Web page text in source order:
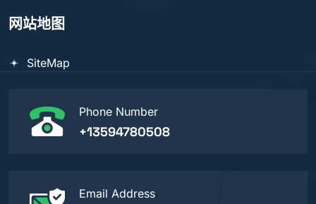
网站地图
SiteMap
Phone Number
+13594780508
Email Address